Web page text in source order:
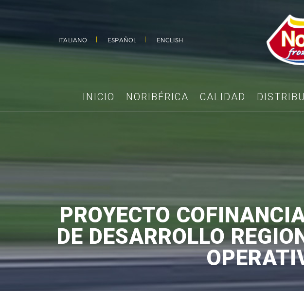
ITALIANO ESPAÑOL ENGLISH
INICIO NORIBÉRICA CALIDAD
PROYECTO
DE DESARROLLO